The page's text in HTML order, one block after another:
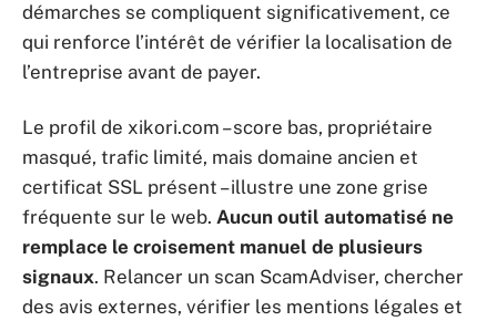
démarches se compliquent significativement, ce
qui renforce l’intérêt de vérifier la localisation de
l’entreprise avant de payer.
Le profil de xikori.com – score bas, propriétaire
masqué, trafic limité, mais domaine ancien et
certificat SSL présent – illustre une zone grise
fréquente sur le web. Aucun outil automatisé ne
remplace le croisement manuel de plusieurs
signaux. Relancer un scan ScamAdviser, chercher
des avis externes, vérifier les mentions légales et